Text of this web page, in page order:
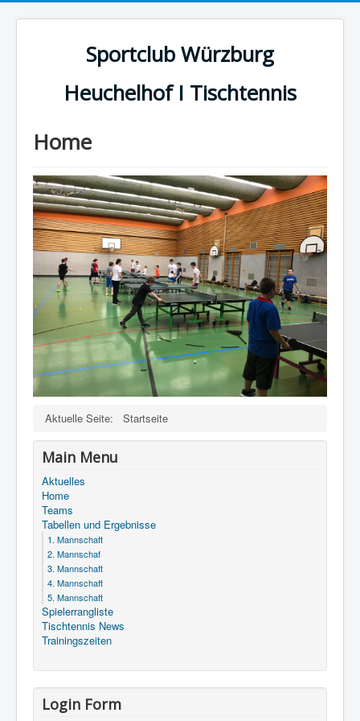
Sportclub Würzburg
Heuchelhof I Tischtennis
Home
Aktuelle Seite: Startseite
Main Menu
Aktuelles
Home
Teams
Tabellen und Ergebnisse
1. Mannschaft
2. Mannschaf
3. Mannschaft
4. Mannschaft
5. Mannschaft
Spielerrangliste
Tischtennis News
Trainingszeiten
Login Form